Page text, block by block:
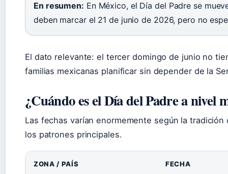
En resumen: En México, el Día del Padre se
deben marcar el 21 de junio de 2026, pero no
El dato relevante: el tercer domingo de junio no
familias mexicanas planificar sin depender de la
¿Cuándo es el Día del Padre a nivel
Las fechas varían enormemente según la
los patrones principales.
ZONA / PAÍS FECHA